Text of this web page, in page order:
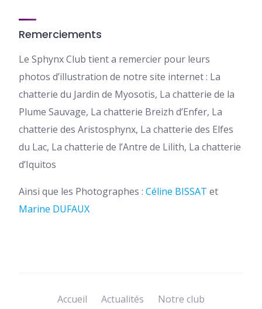
Remerciements
Le Sphynx Club tient a remercier pour leurs
photos d’illustration de notre site internet : La
chatterie du Jardin de Myosotis, La chatterie de la
Plume Sauvage, La chatterie Breizh d’Enfer, La
chatterie des Aristosphynx, La chatterie des Elfes
du Lac, La chatterie de l’Antre de Lilith, La chatterie
d’Iquitos
Ainsi que les Photographes : Céline BISSAT et
Marine DUFAUX
Accueil Actualités Notre club